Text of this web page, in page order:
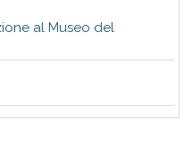
al Museo del